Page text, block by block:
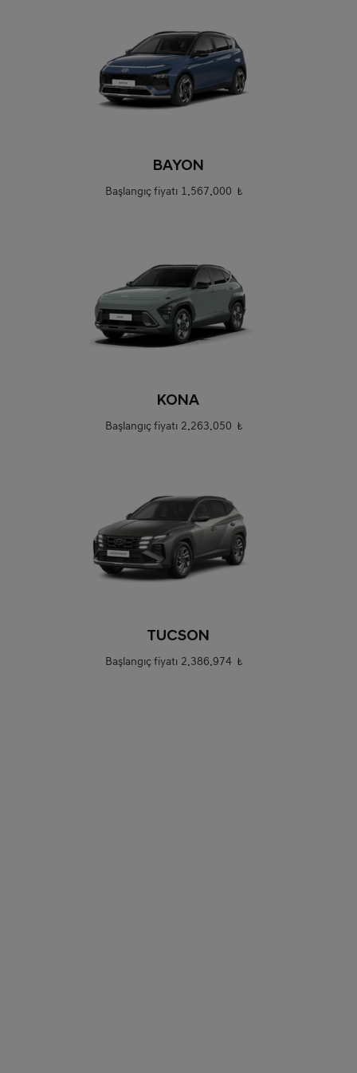
BAYON
Başlangıç fiyatı 1.567.000 ₺
KONA
Başlangıç fiyatı 2.263.050 ₺
TUCSON
Başlangıç fiyatı 2.386.974 ₺